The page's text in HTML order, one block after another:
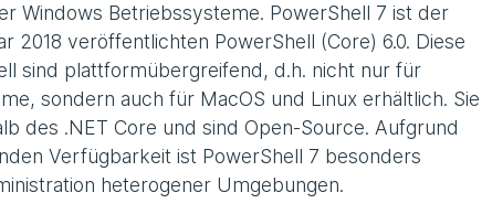
Windows Betriebssysteme. PowerShell 7 ist der
2018 veröffentlichten PowerShell (Core) 6.0. Diese
sind plattformübergreifend, d.h. nicht nur für
sondern auch für MacOS und Linux erhältlich. Sie
des .NET Core und sind Open-Source. Aufgrund
Verfügbarkeit ist PowerShell 7 besonders
heterogener Umgebungen.